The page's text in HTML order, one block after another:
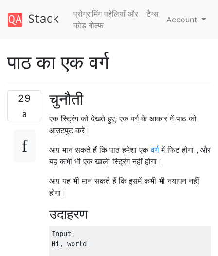
प्रोग्रामिंग पहेलियाँ और
कोड गोल्फ
टैग्‍स
Account
पाठ का एक वर्ग
29 चुनौती
एक स्ट्रिंग को देखते हुए, एक वर्ग के आकार में पाठ को
आउटपुट करें।
आप मान सकते हैं कि पाठ हमेशा एकवर्गमें फिट होगा , और
यह कभी भी एक खाली स्ट्रिंग नहीं होगा।
आप यह भी मान सकते हैं कि इसमें कभी भी नयापन नहीं
होगा।
उदाहरण
Input:
Hi, world